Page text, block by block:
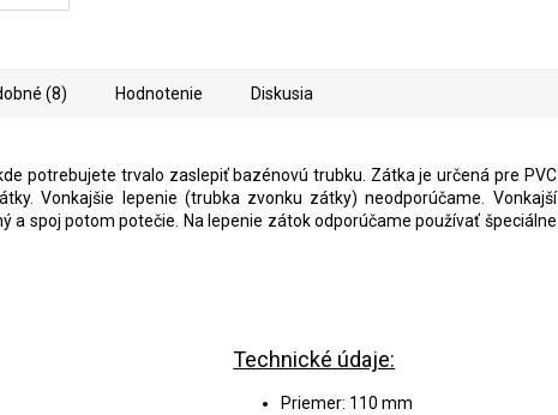
(8) Hodnotenie Diskusia
potrebujete trvalo zaslepiť bazénovú trubku. Zátka je určená pre PVC
Vonkajšie lepenie (trubka zvonku zátky) neodporúčame. Vonkajší
a spoj potom potečie. Na lepenie zátok odporúčame používať špeciálne
Technické údaje:
Priemer: 110 mm